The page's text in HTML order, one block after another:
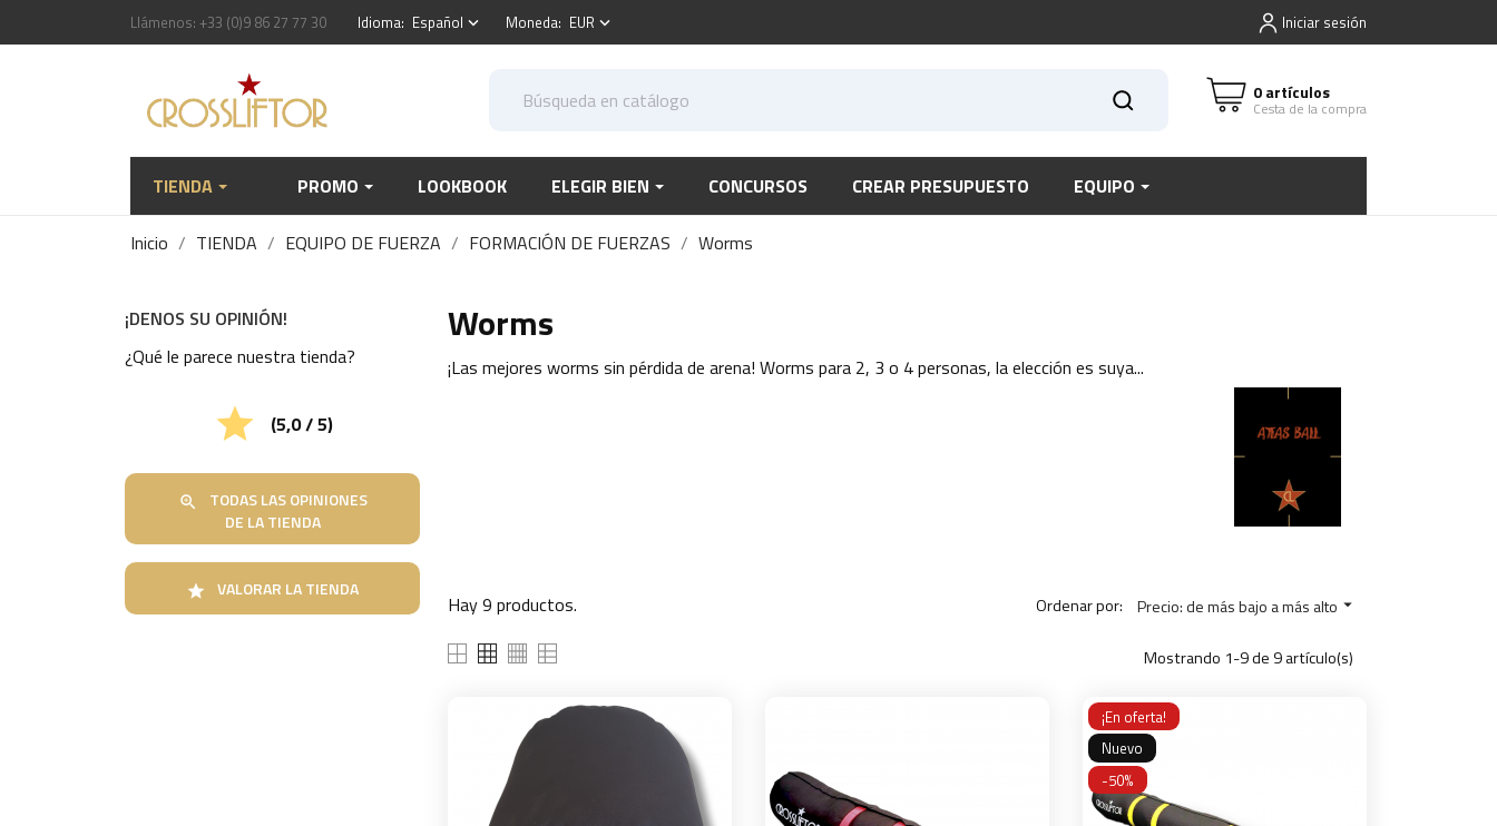
Llámenos: +33 (0)9 86 27 77 30 Idioma: Español keyboard_arrow_down Moneda: EUR keyboard_arrow_down Iniciar sesión
0 artículos
Cesta de la compra
TIENDA PROMO LOOKBOOK ELEGIR BIEN CONCURSOS CREAR PRESUPUESTO EQUIPO
Inicio TIENDA EQUIPO DE FUERZA FORMACIÓN DE FUERZAS Worms
¡DENOS SU OPINIÓN!
¿Qué le parece nuestra tienda?
 (5,0 / 5)

TODAS LAS OPINIONES
DE LA TIENDA
 VALORAR LA TIENDA
Worms
¡Las mejores worms sin pérdida de arena! Worms para 2, 3 o 4 personas, la elección es suya...
Hay 9 productos. Ordenar por: Precio: de más bajo a más alto 
Mostrando 1-9 de 9 artículo(s)
¡En oferta!
Nuevo
-50%